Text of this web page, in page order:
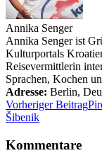
Annika Senger
Annika Senger ist
Kulturportals
Reisevermittlerin
Sprachen, Kochen
Adresse: Berlin,
Vorheriger Beitrag
Šibenik
Kommentare